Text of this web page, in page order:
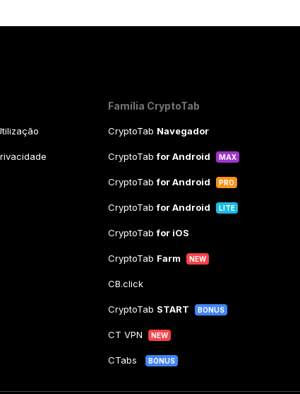
Família CryptoTab
CryptoTab Navegador
CryptoTabfor Android MAX
CryptoTabfor Android PRO
CryptoTabfor Android LITE
CryptoTabfor iOS
CryptoTab Farm NEW
CB.click
CryptoTab START BONUS
CT VPN NEW
CTabs BONUS